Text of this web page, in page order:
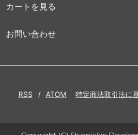
カートを見る
お問い合わせ
RSS / ATOM 特定商法取引法に